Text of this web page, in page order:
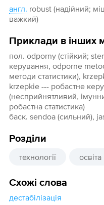
англ. robust (надійний;
важкий)
Приклади в інших
пол. odporny (стійкий;
керування, odporne
методи статистики),
krzepkie --- робастне
(несприйнятливий,
робастна статистика)
баск. sendoa (сильний),
Розділи
технології освіта
Схожі слова
дестабілізація